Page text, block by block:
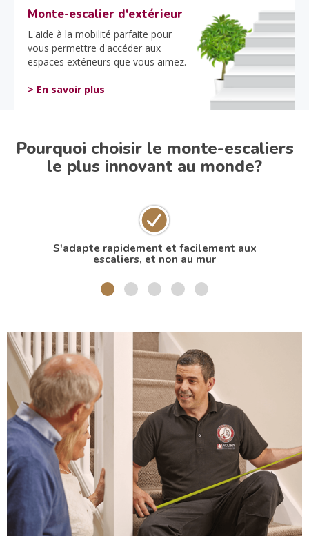
Monte-escalier d'extérieur
L'aide à la mobilité parfaite pour
vous permettre d'accéder aux
espaces extérieurs que vous aimez.
> En savoir plus
Pourquoi choisir le monte-escaliers
le plus innovant au monde?
S'adapte rapidement et facilement aux
escaliers, et non au mur